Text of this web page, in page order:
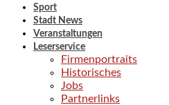
Sport
Stadt News
Veranstaltungen
Leserservice
Firmenportraits
Historisches
Jobs
Partnerlinks